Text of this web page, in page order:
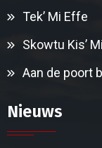
Tek’ Mi Effe
Skowtu Kis’ Mi
Aan de poort
Nieuws